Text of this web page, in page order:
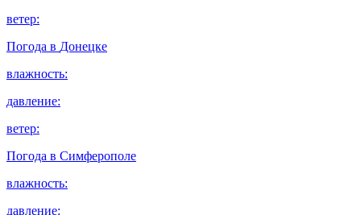
ветер:
Погода в Донецке
влажность:
давление:
ветер:
Погода в Симферополе
влажность:
давление: